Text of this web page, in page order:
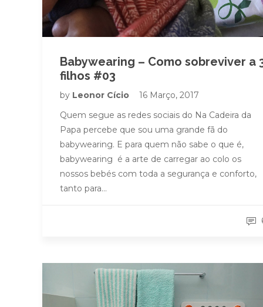
Babywearing – Como sobreviver a
filhos #03
by Leonor Cício
16 Março, 2017
Quem segue as redes sociais do Na Cadeira da
Papa percebe que sou uma grande fã do
babywearing. E para quem não sabe o que é,
babywearing é a arte de carregar ao colo os
nossos bebés com toda a segurança e conforto,
tanto para…